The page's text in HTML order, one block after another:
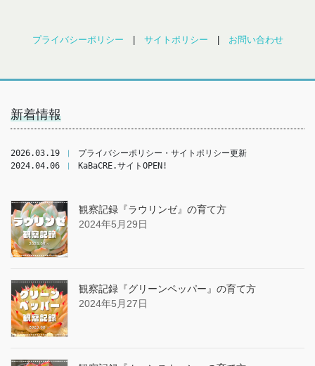
プライバシーポリシー サイトポリシー お問い合わせ
新着情報
2026.03.19 ❘
プライバシーポリシー・サイトポリシー更新
2024.04.06
❘ KaBaCRE.サイトOPEN!
観察記録『ラウリンゼ』の育て方
2024年5月29日
観察記録『グリーンペッパー』の育て方
2024年5月27日